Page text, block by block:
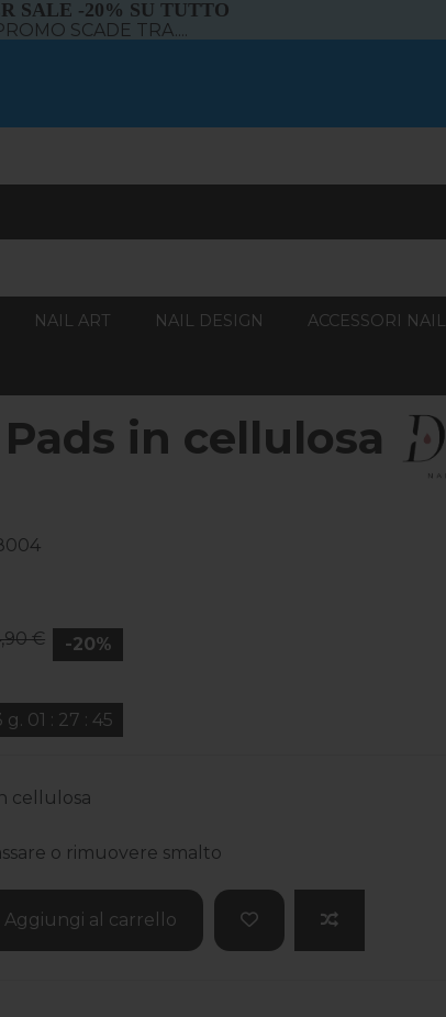
SALE -20% SU TUTTO
SCADE TRA....
NAIL ART NAIL DESIGN ACCESSORI NAIL
in cellulosa
€
-20%
g. 01 : 27 : 44
cellulosa
o rimuovere smalto
Aggiungi al carrello